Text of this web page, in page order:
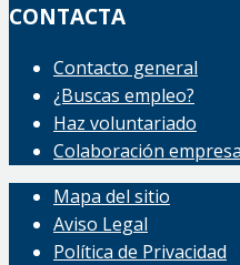
CONTACTA
Contacto general
¿Buscas empleo?
Haz voluntariado
Colaboración
Mapa del sitio
Aviso Legal
Política de Privacidad